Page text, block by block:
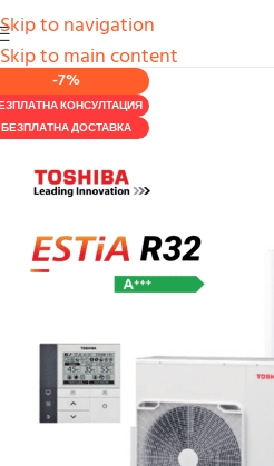
Skip to navigation
Skip to main content
-7%
КОНСУЛТАЦИЯ
БЕЗПЛАТНА ДОСТАВКА